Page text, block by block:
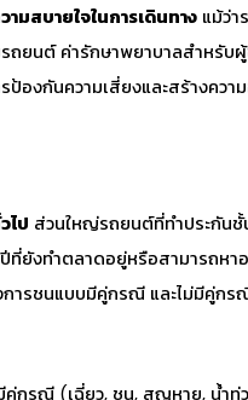
ามสบายใจในการเดินทาง แม้ว่
ยนต์ ค่ารักษาพยาบาลสำหรั
งกันความเสี่ยงและสร้างควา
ไป ส่วนใหญ่รถยนต์ที่ทำประกันชั้
ยังทำตลาดอยู่หรือสามารถหา
รชนแบบมีคู่กรณี และไม่มีคู่กร
กรณี (เฉี่ยว, ชน, สูญหาย, น้ำท่ว